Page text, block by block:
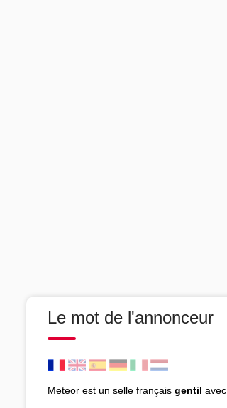
Le mot de l'annonceur
Meteor est un selle français gentil avec